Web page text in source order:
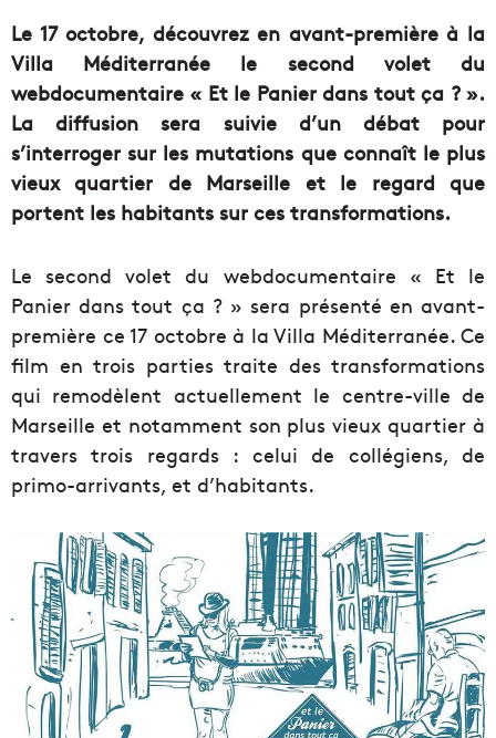
Le 17 octobre, découvrez en avant-première à la
Villa Méditerranée le second volet du
webdocumentaire « Et le Panier dans tout ça ? ».
La diffusion sera suivie d’un débat pour
s’interroger sur les mutations que connaît le plus
vieux quartier de Marseille et le regard que
portent les habitants sur ces transformations.
Le second volet du webdocumentaire « Et le
Panier dans tout ça ? » sera présenté en avant-
première ce 17 octobre à la Villa Méditerranée. Ce
film en trois parties traite des transformations
qui remodèlent actuellement le centre-ville de
Marseille et notamment son plus vieux quartier à
travers trois regards : celui de collégiens, de
primo-arrivants, et d’habitants.